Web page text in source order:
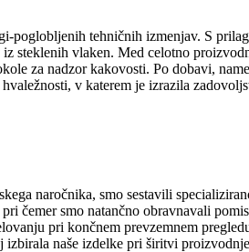
poglobljenih tehničnih izmenjav. S
steklenih vlaken. Med celotno
za nadzor kakovosti. Po dobavi,
v katerem je izrazila
naročnika, smo sestavili
čemer smo natančno obravnavali
pri končnem prevzemnem
izbirala naše izdelke pri širitvi